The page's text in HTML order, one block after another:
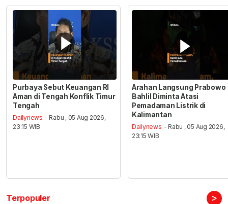
Purbaya Sebut Keuangan RI
Aman di Tengah Konflik Timur
Tengah
Dailynews - Rabu , 05 Aug 2026,
23:15 WIB
Arahan Langsung Prabowo
Bahlil Diminta Atasi
Pemadaman Listrik di
Kalimantan
Dailynews - Rabu , 05 Aug 2026,
23:15 WIB
Terpopuler >